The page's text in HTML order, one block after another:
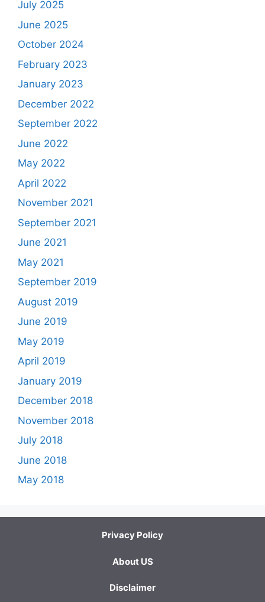
July 2025
June 2025
October 2024
February 2023
January 2023
December 2022
September 2022
June 2022
May 2022
April 2022
November 2021
September 2021
June 2021
May 2021
September 2019
August 2019
June 2019
May 2019
April 2019
January 2019
December 2018
November 2018
July 2018
June 2018
May 2018
Privacy Policy
About US
Disclaimer